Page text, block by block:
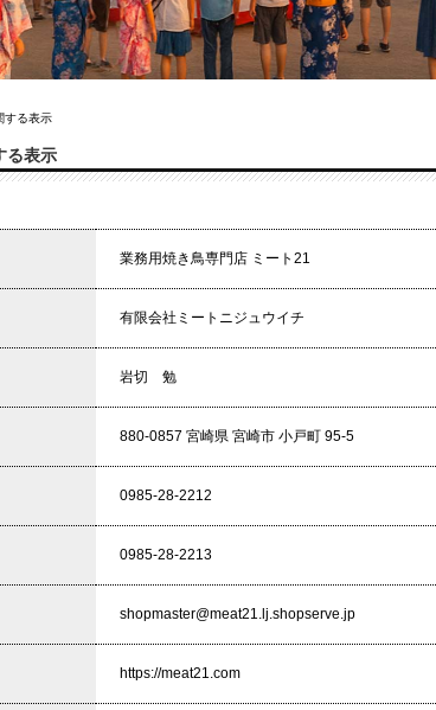
する表示
る表示
業務用焼き鳥専門店 ミート21
有限会社ミートニジュウイチ
岩切 勉
880-0857 宮崎県 宮崎市 小戸町 95-5
0985-28-2212
0985-28-2213
shopmaster@meat21.lj.shopserve.jp
https://meat21.com